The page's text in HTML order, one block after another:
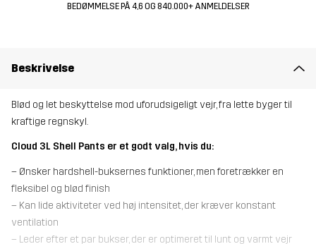
BEDØMMELSE PÅ 4,6 OG 840.000+ ANMELDELSER
Beskrivelse
Blød og let beskyttelse mod uforudsigeligt vejr, fra lette byger til
kraftige regnskyl.
Cloud 3L Shell Pants er et godt valg, hvis du:
– Ønsker hardshell-buksernes funktioner, men foretrækker en
fleksibel og blød finish
– Kan lide aktiviteter ved høj intensitet, der kræver konstant
ventilation
– Leder efter et par bukser, der er optimeret til lunt og varmt vejr